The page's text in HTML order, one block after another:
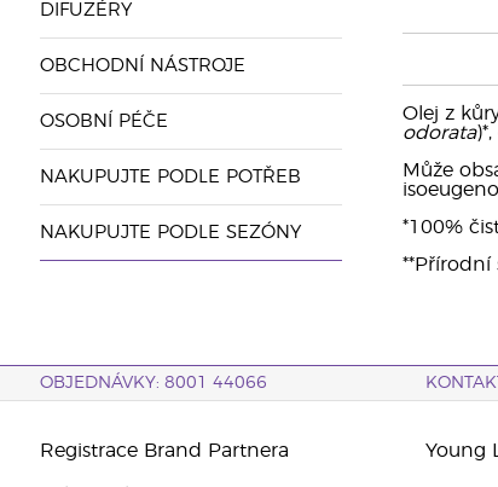
DIFUZÉRY
OBCHODNÍ NÁSTROJE
OSOBNÍ PÉČE
NAKUPUJTE PODLE POTŘEB
NAKUPUJTE PODLE SEZÓNY
Olej z
odorata
Může
*100%
**Přírodní
OBJEDNÁVKY: 8001 44066 KONTAKT
Registrace Brand Partnera Young